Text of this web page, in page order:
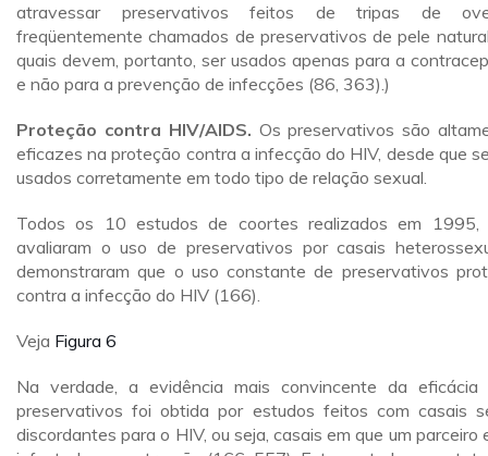
atravessar preservativos feitos de tripas de
freqüentemente chamados de preservativos de pele
quais devem, portanto, ser usados apenas para a
e não para a prevenção de infecções (86, 363).)
Proteção contra HIV/AIDS. Os preservativos são
eficazes na proteção contra a infecção do HIV, desde que
usados corretamente em todo tipo de relação sexual.
Todos os 10 estudos de coortes realizados em 1995,
avaliaram o uso de preservativos por casais
demonstraram que o uso constante de preservativos
contra a infecção do HIV (166).
Veja Figura 6
Na verdade, a evidência mais convincente da eficácia
preservativos foi obtida por estudos feitos com casais
discordantes para o HIV, ou seja, casais em que um parceiro